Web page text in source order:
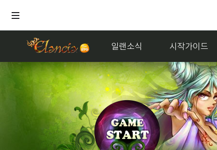
일랜소식 시작가이드